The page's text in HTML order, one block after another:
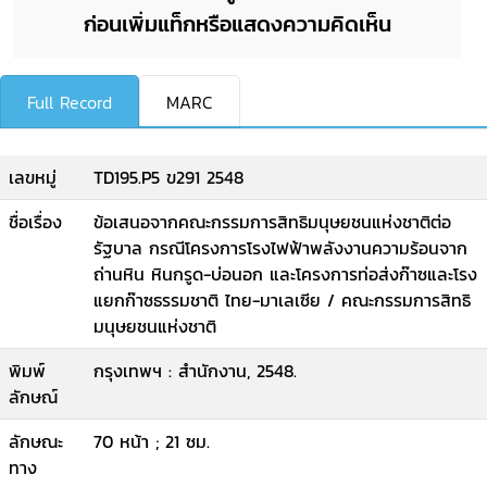
ก่อนเพิ่มแท็กหรือแสดงความคิดเห็น
Full Record MARC
เลขหมู่
TD195.P5 ข291 2548
ชื่อเรื่อง
ข้อเสนอจากคณะกรรมการสิทธิมนุษยชนแห่งชาติต่อ
รัฐบาล กรณีโครงการโรงไฟฟ้าพลังงานความร้อนจาก
ถ่านหิน หินกรูด-บ่อนอก และโครงการท่อส่งก๊าซและโรง
แยกก๊าซธรรมชาติ ไทย-มาเลเซีย / คณะกรรมการสิทธิ
มนุษยชนแห่งชาติ
พิมพ์
ลักษณ์
กรุงเทพฯ : สำนักงาน, 2548.
ลักษณะ
ทาง
70 หน้า ; 21 ซม.